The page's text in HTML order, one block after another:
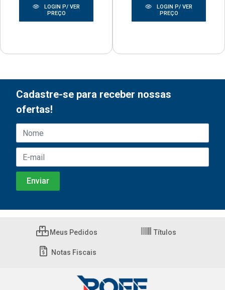
LOGIN P/ VER
PREÇO
LOGIN P/ VER
PREÇO
Cadastre-se para receber nossas
ofertas!
Meus Pedidos Títulos
Notas Fiscais